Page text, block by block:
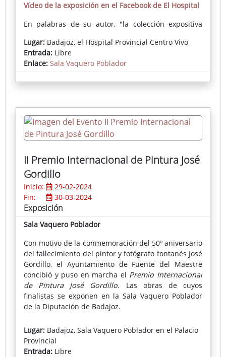
Vídeo de la exposición en el Facebook de El Hospital
En palabras de su autor, "la colección expositiva
del artista como realizador de obras plásticas. [...]
Pretendo explorar de forma genérica, bajo la
denominación ARTHINGKS [cosas de artista], las
comunicativas del quehacer del artista (del mío y
expresamos planteamientos, ideas y emociones, o
sea, una determinada visión del mundo, que ocurre
a través de diversos recursos; en este caso,
discursivos, plásticos y/o matéricos, creando,
Lugar: Badajoz, el Hospital Provincial Centro Vivo
Entrada: Libre
Enlace: Sala Vaquero Poblador
II Premio Internacional de Pintura José
Gordillo
Inicio:
29-02-2024
Fin:
30-03-2024
Exposición
Sala Vaquero Poblador
Con motivo de la conmemoración del 50º aniversario
del fallecimiento del pintor y fotógrafo fontanés José
Gordillo, el Ayuntamiento de Fuente del Maestre
concibió y puso en marcha el Premio Internacional
de Pintura José Gordillo. Las obras de cuyos
finalistas se exponen en la Sala Vaquero Poblador
de la Diputación de Badajoz.
En esta segunda convocatoria el ganador ha sido
Rafael Cervantes Gallardo con ‘The last Portrait’; el
segundo premio ha sido para ‘Botas rojas’, de María
Lugar: Badajoz, Sala Vaquero Poblador en el Palacio
Provincial
Entrada: Libre